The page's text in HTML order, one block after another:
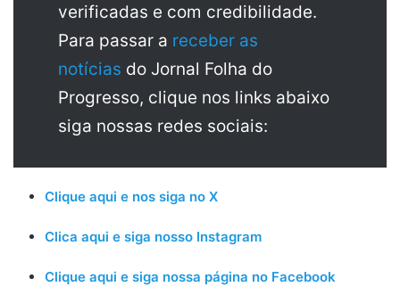
verificadas e com credibilidade.
Para passar a receber as
notícias do Jornal Folha do
Progresso, clique nos links abaixo
siga nossas redes sociais:
Clique aqui e nos siga no X
Clica aqui e siga nosso Instagram
Clique aqui e siga nossa página no Facebook